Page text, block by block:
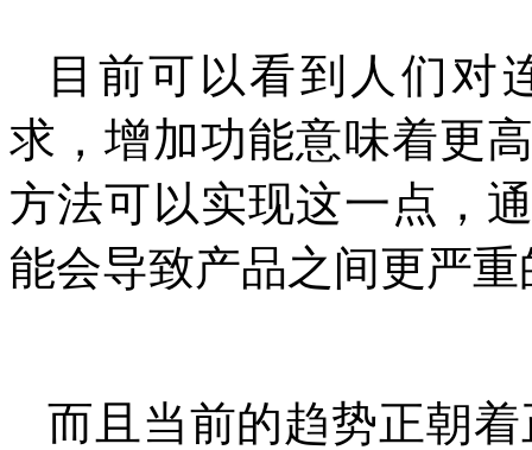
目前可以看到人们对
求，增加功能意味着更
方法可以实现这一点，
能会导致产品之间更严
而且当前的趋势正朝